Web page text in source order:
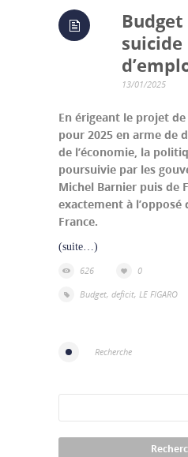
Budget
suicide
13/01/2025
En érigeant le projet
pour 2025 en arme de
de l’économie, la
poursuivie par les
Michel Barnier puis de
exactement à
France.
(suite…)
626
0
Budget, deficit, LE FIGARO
Recherche